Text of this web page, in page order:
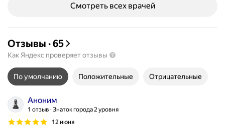
Смотреть всех врачей
Отзывы ·65
Как Яндекс проверяет отзывы
По умолчанию Положительные Отрицательные
Аноним
1 отзыв Знаток города 2 уровня
12 июня